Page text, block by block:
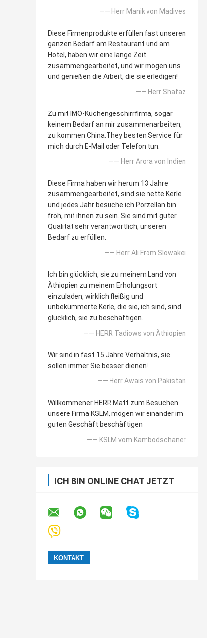
—— Herr Manik von Madives
Diese Firmenprodukte erfüllen fast unseren
ganzen Bedarf am Restaurant und am
Hotel, haben wir eine lange Zeit
zusammengearbeitet, und wir mögen uns
und genießen die Arbeit, die sie erledigen!
—— Herr Shafaz
Zu mit IMO-Küchengeschirrfirma, sogar
keinem Bedarf an mir zusammenarbeiten,
zu kommen China.They besten Service für
mich durch E-Mail oder Telefon tun.
—— Herr Arora von Indien
Diese Firma haben wir herum 13 Jahre
zusammengearbeitet, sind sie nette Kerle
und jedes Jahr besuche ich Porzellan bin
froh, mit ihnen zu sein. Sie sind mit guter
Qualität sehr verantwortlich, unseren
Bedarf zu erfüllen.
—— Herr Ali From Slowakei
Ich bin glücklich, sie zu meinem Land von
Äthiopien zu meinem Erholungsort
einzuladen, wirklich fleißig und
unbekümmerte Kerle, die sie, ich sind, sind
glücklich, sie zu beschäftigen.
—— HERR Tadiows von Äthiopien
Wir sind in fast 15 Jahre Verhältnis, sie
sollen immer Sie besser dienen!
—— Herr Awais von Pakistan
Willkommener HERR Matt zum Besuchen
unsere Firma KSLM, mögen wir einander im
guten Geschäft beschäftigen
—— KSLM vom Kambodschaner
ICH BIN ONLINE CHAT JETZT